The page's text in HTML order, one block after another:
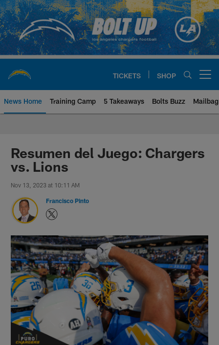
Skip
to
main
content
TICKETS SHOP
News Home Training Camp 5 Takeaways Bolts Buzz Mailbag
Chargers Official Site | Los
Resumen del Juego: Chargers
vs. Lions
Nov 13, 2023 at 10:11 AM
Francisco Pinto